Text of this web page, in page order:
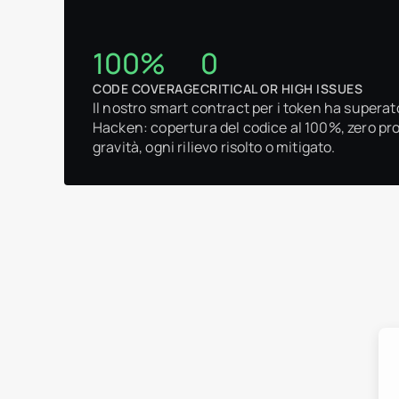
100%
CODE COVERAGE
0
CRITICAL OR HIGH ISSUES
Il nostro smart contract per i token ha
Hacken: copertura del codice al 100%, zero
gravità, ogni rilievo risolto o mitigato.